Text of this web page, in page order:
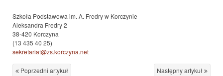
Szkoła Podstawowa im. A. Fredry w Korczynie
Aleksandra Fredry 2
38-420 Korczyna
(13 435 40 25)
sekretariat@zs.korczyna.net
Poprzedni artykuł Następny artykuł